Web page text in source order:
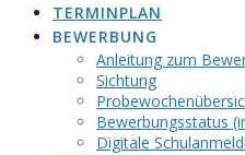
TERMINPLAN
BEWERBUNG
Anleitung zum
Sichtung
Bewerbungsstatus
Digitale